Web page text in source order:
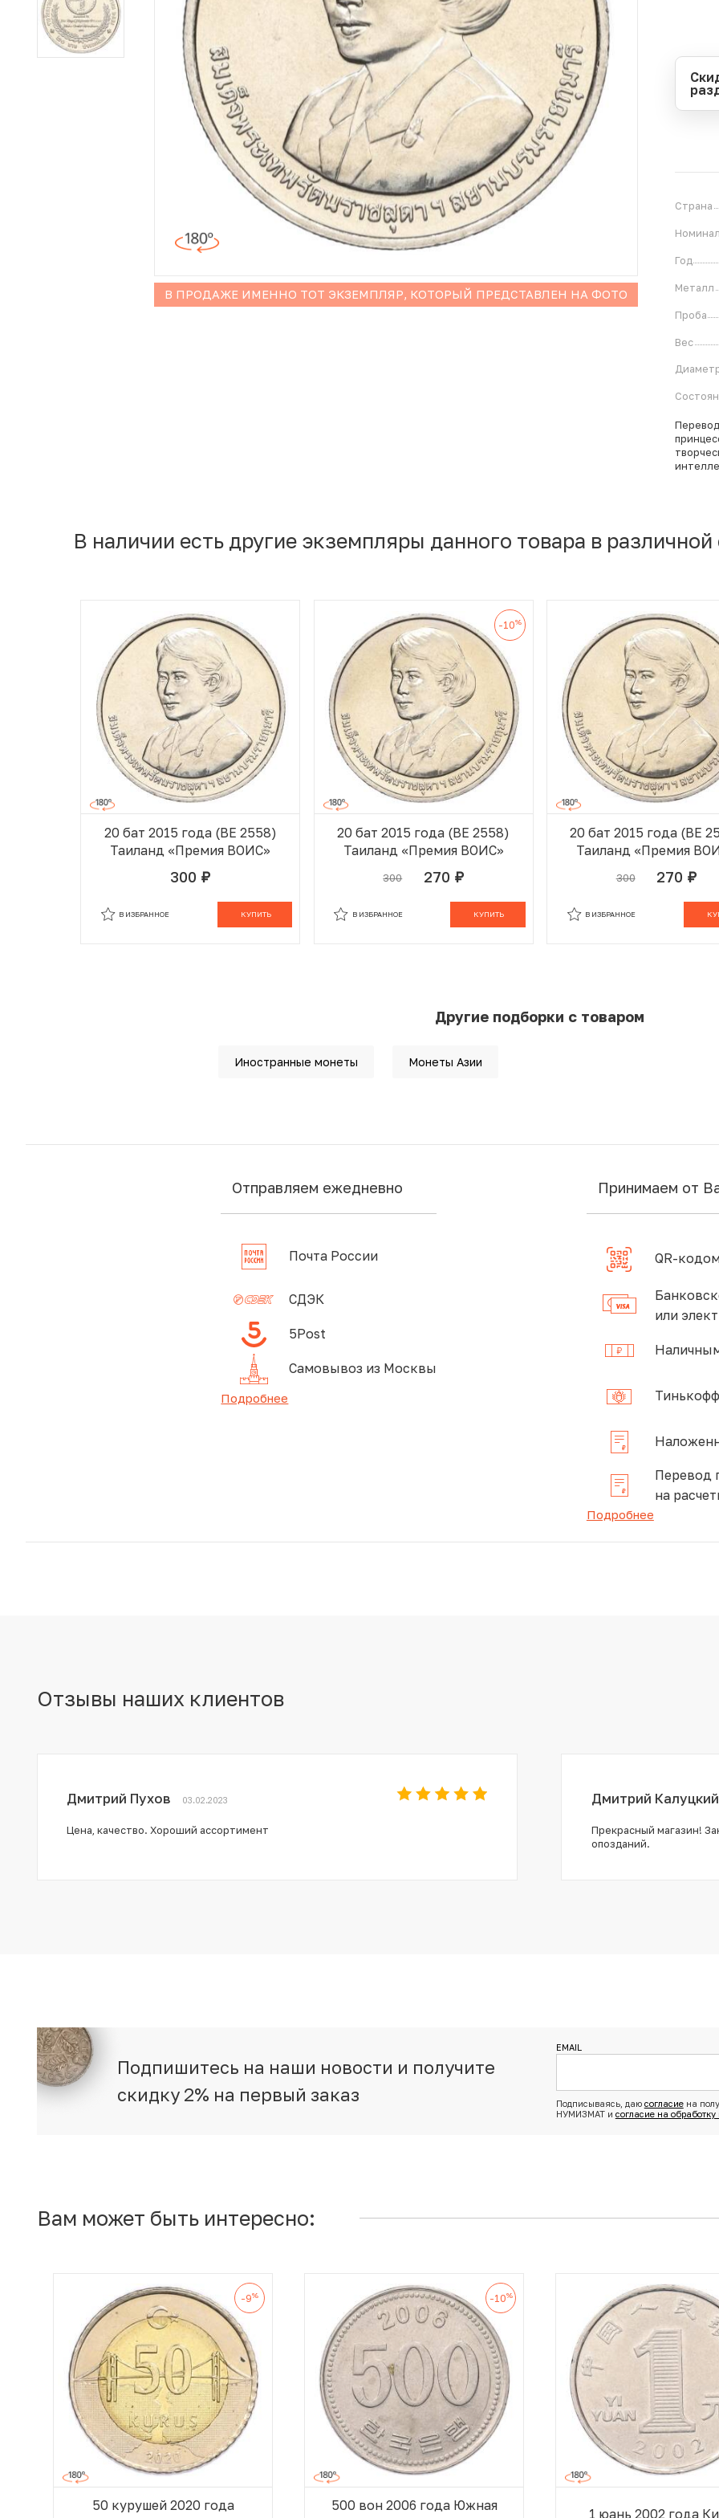
Иностранные монеты
Неофициальные выпуски монет (Unusual)
Античные и средневековые монеты
В ПРОДАЖЕ ИМЕННО ТОТ ЭКЗЕМПЛЯР, КОТОРЫЙ ПРЕДСТАВЛЕН НА ФОТО
Страна
Номинал
Год
Металл
Проба
Вес
В наличии есть другие экземпляры данного товара в различной
20 бат 2015 года (BE 2558)
Таиланд «Премия ВОИС»
300 руб.
КУПИТЬ
В ИЗБРАННОЕ
-10%
20 бат 2015 года (BE 2558)
Таиланд «Премия ВОИС»
300 270 руб.
КУПИТЬ
В ИЗБРАННОЕ
20 бат 2015 года (BE
Таиланд «Премия
300 270 руб.
В ИЗБРАННОЕ
Другие подборки с товаром
Иностранные монеты Монеты Азии
Отправляем ежедневно
Почта России
СДЭК
5Post
Самовывоз из Москвы
Подробнее
Принимаем от
QR-
или
Перевод
на
Подробнее
Отзывы наших клиентов
Дмитрий Пухов 03.02.2023
Цена, качество. Хороший ассортимент
Дмитрий Калуцкий
Прекрасный магазин!
опозданий.
Подпишитесь на наши новости и получите
скидку 2% на первый заказ
EMAIL
Подписываясь, даю согласиена
НУМИЗМАТ и согласие на
Вам может быть интересно:
-9%
50 курушей 2020 года
-10%
500 вон 2006 года Южная
1 юань 2002 года